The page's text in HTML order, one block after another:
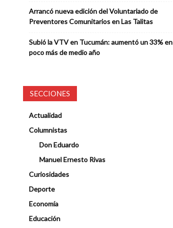
Arrancó nueva edición del Voluntariado de
Preventores Comunitarios en Las Talitas
Subió la VTV en Tucumán: aumentó un 33% en
poco más de medio año
SECCIONES
Actualidad
Columnistas
Don Eduardo
Manuel Ernesto Rivas
Curiosidades
Deporte
Economía
Educación